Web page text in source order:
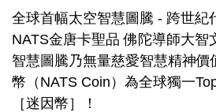
全球首幅太空智慧圖騰 - 跨世紀
NATS金唐卡聖品 佛陀導師大智
智慧圖騰乃無量慈愛智慧精神
幣（NATS Coin）為全球獨一
［迷因幣］！